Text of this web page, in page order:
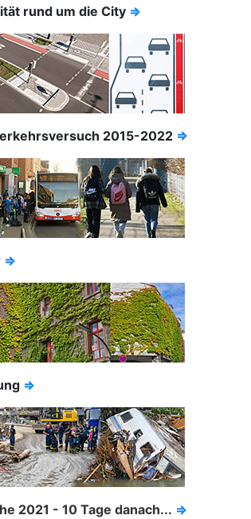
rund um die City ⇒
2015-2022 ⇒
⇒
⇒
2021 - 10 Tage danach... ⇒